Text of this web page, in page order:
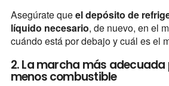
Asegúrate queel depósito de
líquido necesario, de nuevo, en el
cuándo está por debajo y cuál es el
2. La marcha más
menos combustible